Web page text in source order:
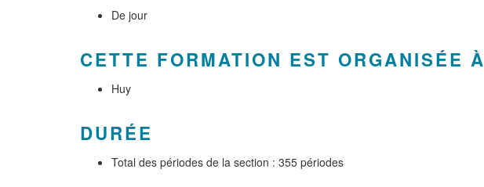
De jour
CETTE FORMATION EST ORGANISÉE À
Huy
DURÉE
Total des périodes de la section : 355 périodes